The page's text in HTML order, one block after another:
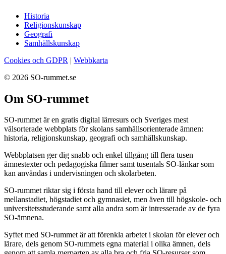
Historia
Religionskunskap
Geografi
Samhällskunskap
Cookies och GDPR | Webbkarta
© 2026 SO-rummet.se
Om SO-rummet
SO-rummet är en gratis digital lärresurs och Sveriges mest
välsorterade webbplats för skolans samhällsorienterade ämnen:
historia, religionskunskap, geografi och samhällskunskap.
Webbplatsen ger dig snabb och enkel tillgång till flera tusen
ämnestexter och pedagogiska filmer samt tusentals SO-länkar som
kan användas i undervisningen och skolarbeten.
SO-rummet riktar sig i första hand till elever och lärare på
mellanstadiet, högstadiet och gymnasiet, men även till högskole- och
universitetsstuderande samt alla andra som är intresserade av de fyra
SO-ämnena.
Syftet med SO-rummet är att förenkla arbetet i skolan för elever och
lärare, dels genom SO-rummets egna material i olika ämnen, dels